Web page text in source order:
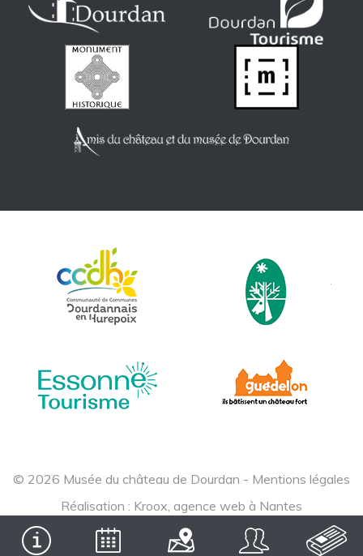
© 2026 Musée du château de Dourdan - Mentions légales
Réalisation : Kroox, agence web à Nantes